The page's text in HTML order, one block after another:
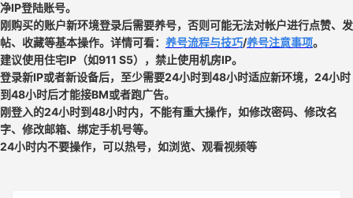
净IP登陆账号。
刚购买的账户新环境登录后需要养号，否则可能无法对帐户进行点赞、发
帖、收藏等基本操作。详情可看： 养号流程与技巧/养号注意事项。
建议使用住宅IP（如911 S5），禁止使用机房IP。
登录新IP或者新设备后，至少需要24小时到48小时适应新环境，24小时
到48小时后才能接BM或者跑广告。
刚登入的24小时到48小时内，不能有重大操作，如修改密码、修改名
字、修改邮箱、绑定手机号等。
24小时内不要操作，可以热号，如浏览、观看视频等